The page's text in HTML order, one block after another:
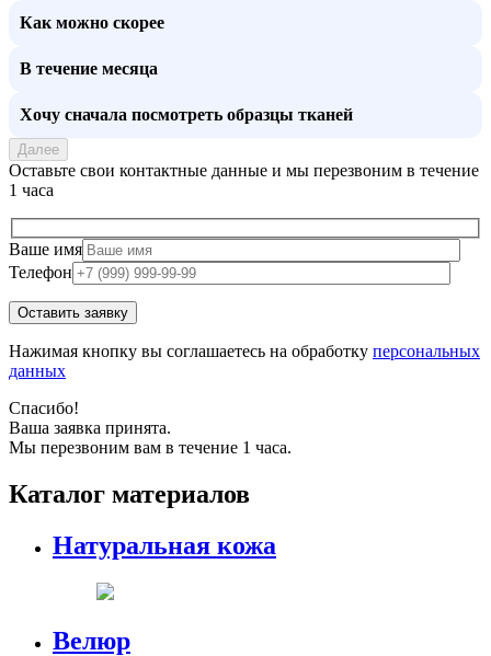
Как можно скорее
В течение месяца
Хочу сначала посмотреть образцы тканей
Далее
Оставьте свои контактные данные и мы перезвоним в течение
1 часа
Ваше имя
Телефон
Нажимая кнопку вы соглашаетесь на обработку персональных
данных
Спасибо!
Ваша заявка принята.
Мы перезвоним вам в течение 1 часа.
Каталог материалов
Натуральная кожа
Велюр